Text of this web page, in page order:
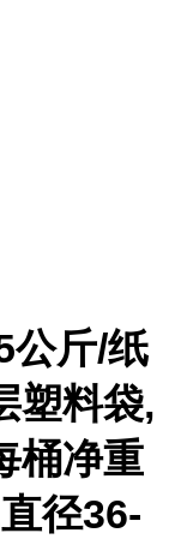
公斤/纸
塑料袋,
桶净重
径36-